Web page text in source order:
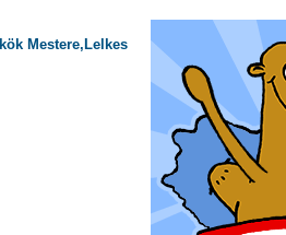
Mestere,Lelkes